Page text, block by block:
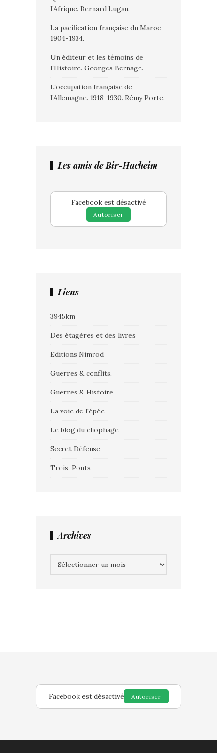
l’Afrique. Bernard Lugan.
La pacification française du Maroc
1904-1934.
Un éditeur et les témoins de
l’Histoire. Georges Bernage.
L’occupation française de
l’Allemagne. 1918-1930. Rémy Porte.
Les amis de Bir-Hacheim
Facebook est désactivé
Autoriser
Liens
3945km
Des étagères et des livres
Editions Nimrod
Guerres & conflits.
Guerres & Histoire
La voie de l'épée
Le blog du cliophage
Secret Défense
Trois-Ponts
Archives
Facebook est désactivé Autoriser